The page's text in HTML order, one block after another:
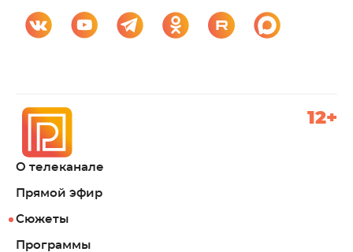
О телеканале
Прямой эфир
Сюжеты
Программы
12+